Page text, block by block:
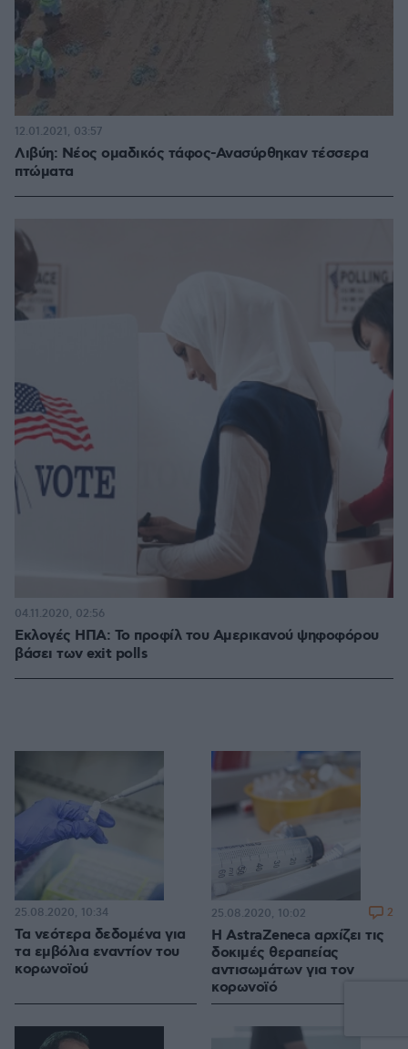
Λιβύη: Νέος ομαδικός τάφος-Ανασύρθηκαν τέσσερα
πτώματα
12.01.2021, 03:57
Εκλογές ΗΠΑ: Το προφίλ του Αμερικανού ψηφοφόρου
βάσει των exit polls
04.11.2020, 02:56
Τα νεότερα δεδομένα για
τα εμβόλια εναντίον του
κορωνοϊού
25.08.2020, 10:34
Η AstraZeneca αρχίζει τις
δοκιμές θεραπείας
αντισωμάτων για τον
κορωνοϊό
25.08.2020, 10:02 2